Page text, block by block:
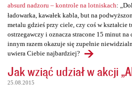
absurd nadzoru – kontrole na lotniskach:
ładowarka, kawałek kabla, but na
metalu gdzieś przy ciele, czy coś w kształcie
ostrzegawczy i oznacza stracone 15 minut na
innym razem okazuje się zupełnie
uwiera Ciebie najbardziej?
Jak wziąć udział w akcji
25.08.2015